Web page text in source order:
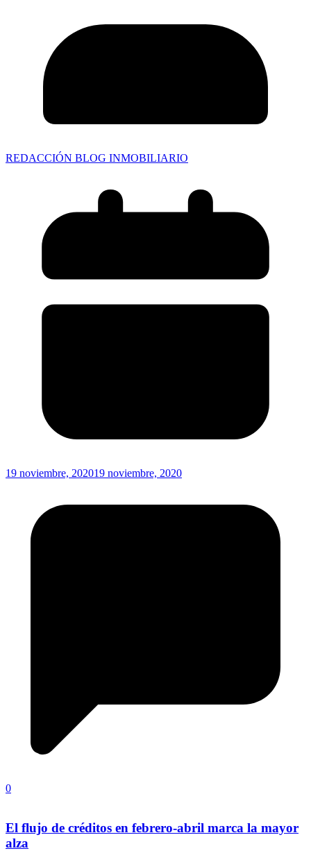
REDACCIÓN BLOG INMOBILIARIO
19 noviembre, 202019 noviembre, 2020
0
El flujo de créditos en febrero-abril marca la mayor
alza